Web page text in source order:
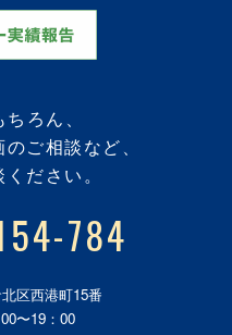
ろん、
ご相談など、
ださい。
784
区西港町15番
〜19：00